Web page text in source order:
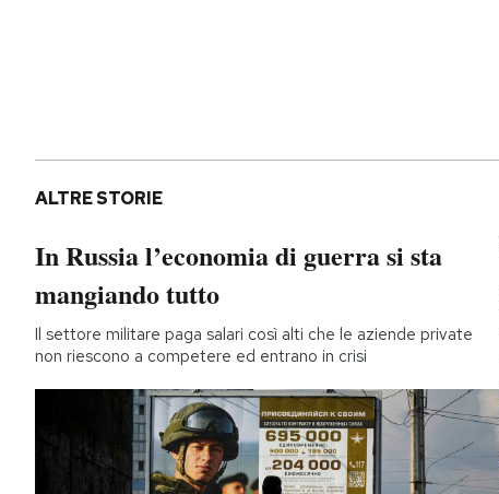
ALTRE STORIE
In Russia l’economia di guerra si sta
mangiando tutto
Il settore militare paga salari così alti che le aziende private
non riescono a competere ed entrano in crisi